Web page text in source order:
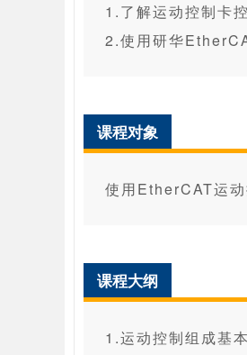
1.了解运动控制卡
2.使用研华
课程对象
使用EtherCAT运
课程大纲
1.运动控制组成基